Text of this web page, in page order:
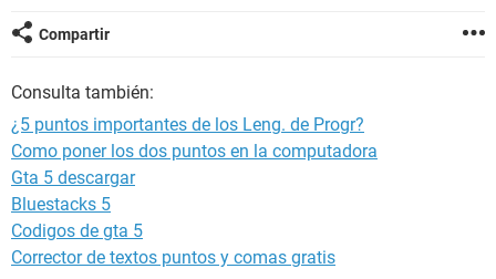
Compartir
Consulta también:
¿5 puntos importantes de los Leng. de Progr?
Como poner los dos puntos en la computadora
Gta 5 descargar
Bluestacks 5
Codigos de gta 5
Corrector de textos puntos y comas gratis